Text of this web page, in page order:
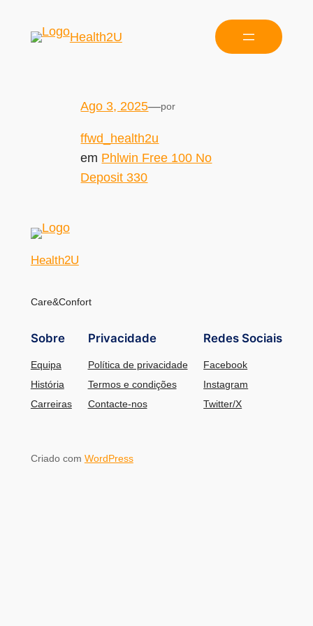
Health2U
Ago 3, 2025—por
ffwd_health2u
em Phlwin Free 100 No
Deposit 330
Health2U
Care&Confort
Sobre
Equipa
História
Carreiras
Privacidade
Política de privacidade
Termos e condições
Contacte-nos
Redes Sociais
Facebook
Instagram
Twitter/X
Criado com WordPress